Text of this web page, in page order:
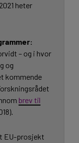
heter
– og i hvor
og
kommende
brev til
EU-prosjekt